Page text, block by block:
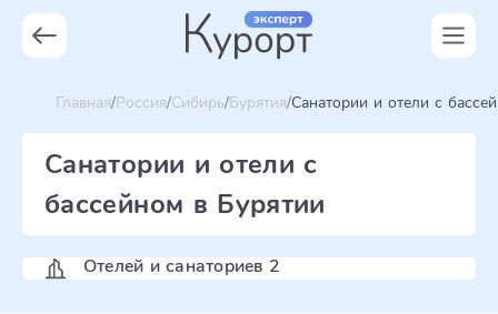
Главная Россия Сибирь Бурятия Санатории и отели с
Санатории и отели с
бассейном в Бурятии
Отелей и санаториев 2